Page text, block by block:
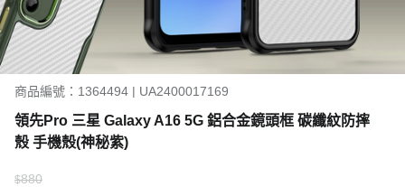
商品編號：1364494 | UA2400017169
領先Pro 三星 Galaxy A16 5G 鋁合金鏡頭框 碳纖紋防摔
殼 手機殼(神秘紫)
$880